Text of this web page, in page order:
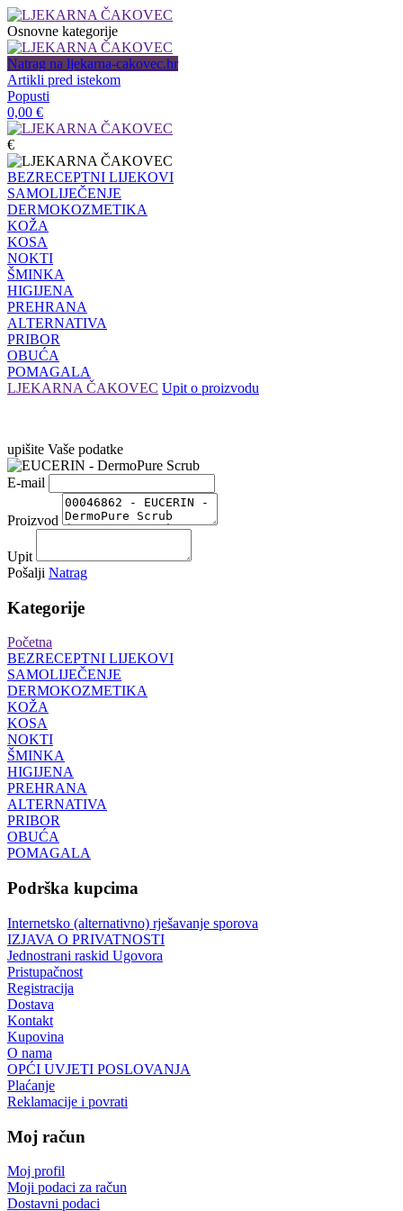
Osnovne kategorije
Natrag na ljekarna-cakovec.hr
Artikli pred istekom
Popusti
0,00 €
€
BEZRECEPTNI LIJEKOVI
SAMOLIJEČENJE
DERMOKOZMETIKA
KOŽA
KOSA
NOKTI
ŠMINKA
HIGIJENA
PREHRANA
ALTERNATIVA
PRIBOR
OBUĆA
POMAGALA
LJEKARNA ČAKOVEC Upit o proizvodu
upišite Vaše podatke
E-mail
Proizvod
Upit
Pošalji Natrag
Kategorije
Početna
BEZRECEPTNI LIJEKOVI
SAMOLIJEČENJE
DERMOKOZMETIKA
KOŽA
KOSA
NOKTI
ŠMINKA
HIGIJENA
PREHRANA
ALTERNATIVA
PRIBOR
OBUĆA
POMAGALA
Podrška kupcima
Internetsko (alternativno) rješavanje sporova
IZJAVA O PRIVATNOSTI
Jednostrani raskid Ugovora
Pristupačnost
Registracija
Dostava
Kontakt
Kupovina
O nama
OPĆI UVJETI POSLOVANJA
Plaćanje
Reklamacije i povrati
Moj račun
Moj profil
Moji podaci za račun
Dostavni podaci